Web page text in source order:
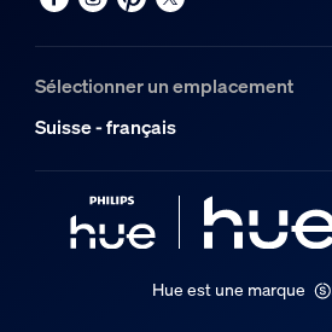
Options/accessoires
Gradable avec l'application et la
LED intégrée
Sélectionner un emplacement
Suisse - français
Hue est une marque